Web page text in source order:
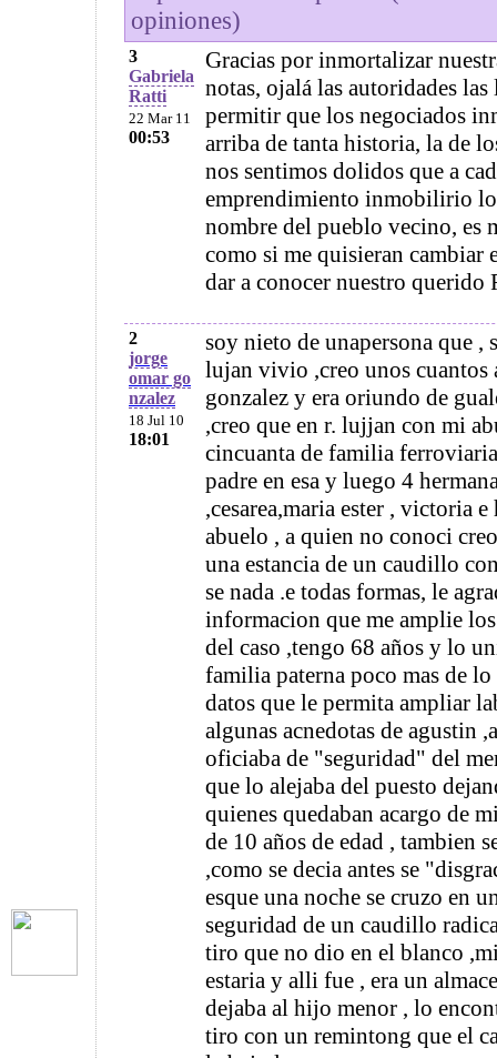
opiniones)
3
Gabriela
Ratti
22 Mar 11
00:53
Gracias por inmortalizar
notas, ojalá las autoridades
permitir que los negociados
arriba de tanta historia, la de
nos sentimos dolidos que a
emprendimiento inmobilirio lo
nombre del pueblo vecino, es
como si me quisieran cambiar
dar a conocer nuestro querido
2
jorge
omar go
nzalez
18 Jul 10
18:01
soy nieto de unapersona que ,
lujan vivio ,creo unos cuantos
gonzalez y era oriundo de
,creo que en r. lujjan con mi
cincuanta de familia
padre en esa y luego 4
,cesarea,maria ester , victoria
abuelo , a quien no conoci
una estancia de un caudillo
se nada .e todas formas, le
informacion que me amplie
del caso ,tengo 68 años y lo
familia paterna poco mas de
datos que le permita ampliar
algunas acnedotas de agustin
oficiaba de "seguridad" del
que lo alejaba del puesto
quienes quedaban acargo de
de 10 años de edad , tambien
,como se decia antes se
esque una noche se cruzo en
seguridad de un caudillo
tiro que no dio en el blanco
estaria y alli fue , era un
dejaba al hijo menor , lo
tiro con un remintong que el